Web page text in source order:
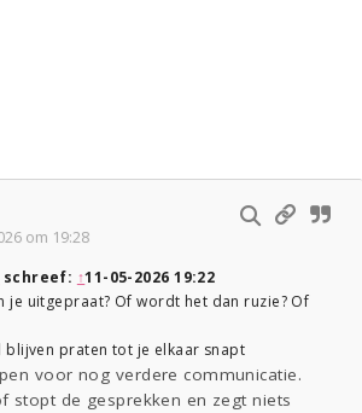
om 19:28
schreef: ↑11-05-2026 19:22
je uitgepraat? Of wordt het dan ruzie? Of
blijven praten tot je elkaar snapt
voor nog verdere communicatie.
stopt de gesprekken en zegt niets